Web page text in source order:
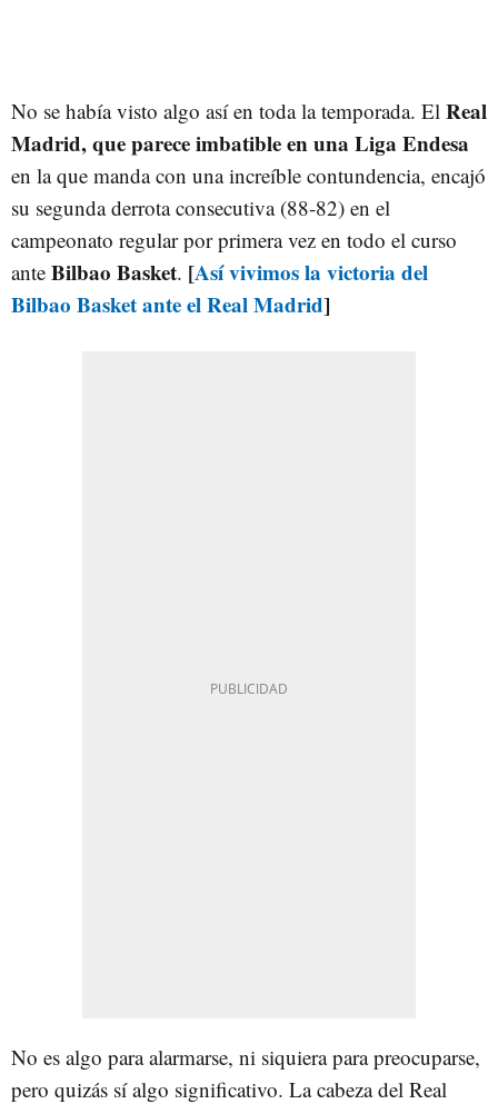
No se había visto algo así en toda la temporada. El Real
Madrid, que parece imbatible en una Liga Endesa
en la que manda con una increíble contundencia, encajó
su segunda derrota consecutiva (88-82) en el
campeonato regular por primera vez en todo el curso
ante Bilbao Basket. [Así vivimos la victoria del
Bilbao Basket ante el Real Madrid]
No es algo para alarmarse, ni siquiera para preocuparse,
pero quizás sí algo significativo. La cabeza del Real